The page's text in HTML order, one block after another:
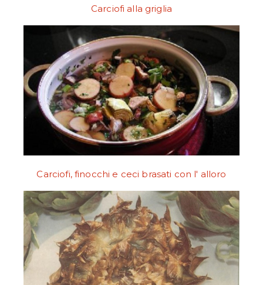
Carciofi alla griglia
Carciofi, finocchi e ceci brasati con l' alloro